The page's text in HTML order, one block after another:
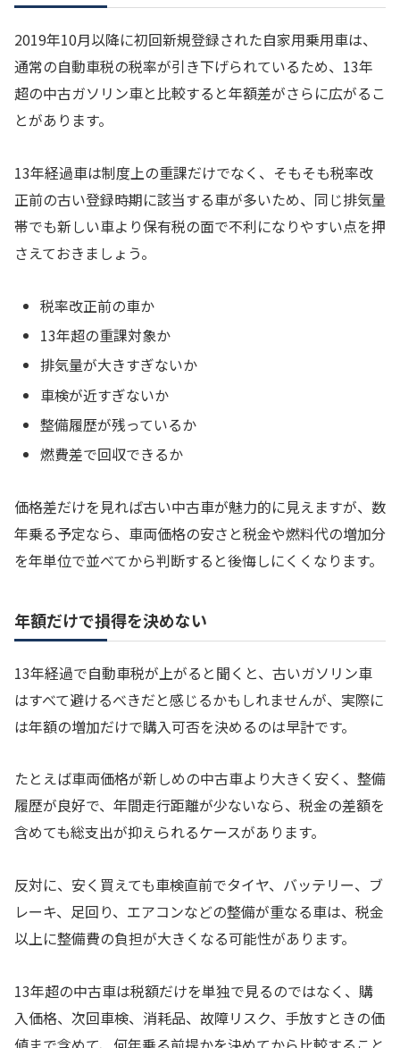
2019年10月以降に初回新規登録された自家用乗用車は、
通常の自動車税の税率が引き下げられているため、13年
超の中古ガソリン車と比較すると年額差がさらに広がるこ
とがあります。
13年経過車は制度上の重課だけでなく、そもそも税率改
正前の古い登録時期に該当する車が多いため、同じ排気量
帯でも新しい車より保有税の面で不利になりやすい点を押
さえておきましょう。
税率改正前の車か
13年超の重課対象か
排気量が大きすぎないか
車検が近すぎないか
整備履歴が残っているか
燃費差で回収できるか
価格差だけを見れば古い中古車が魅力的に見えますが、数
年乗る予定なら、車両価格の安さと税金や燃料代の増加分
を年単位で並べてから判断すると後悔しにくくなります。
年額だけで損得を決めない
13年経過で自動車税が上がると聞くと、古いガソリン車
はすべて避けるべきだと感じるかもしれませんが、実際に
は年額の増加だけで購入可否を決めるのは早計です。
たとえば車両価格が新しめの中古車より大きく安く、整備
履歴が良好で、年間走行距離が少ないなら、税金の差額を
含めても総支出が抑えられるケースがあります。
反対に、安く買えても車検直前でタイヤ、バッテリー、ブ
レーキ、足回り、エアコンなどの整備が重なる車は、税金
以上に整備費の負担が大きくなる可能性があります。
13年超の中古車は税額だけを単独で見るのではなく、購
入価格、次回車検、消耗品、故障リスク、手放すときの価